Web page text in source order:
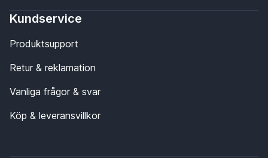
Kundservice
Produktsupport
Retur & reklamation
Vanliga frågor & svar
Köp & leveransvillkor